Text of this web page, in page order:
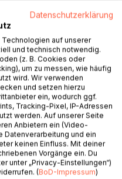
Zum ersten
den Mars besiedeln,
und doch
Genuss. Statt
Unter den
aus Paris, Marco,
Italien, Hiroshi, ein
Japan, und Aisha, eine
Datenschutzerklärung
auf unserer
und technisch notwendig.
(z. B. Cookies oder
um zu messen, wie häufig
wird. Wir verwenden
und setzen hierzu
ein, wodurch ggf.
Tracking-Pixel, IP-Adressen
werden. Auf unserer Seite
Anbietern ein (Video-
Datenverarbeitung und ein
keinen Einfluss. Mit deiner
Vorgänge ein. Du
unter „Privacy-Einstellungen“)
(BoD-Impressum)